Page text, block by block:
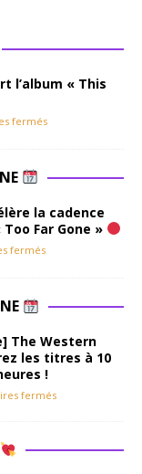
l’album « This
fermés
la cadence
Far Gone »
fermés
The Western
les titres à 10
!
fermés